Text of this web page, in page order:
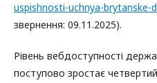
uspishnosti-uchnya-brytanske-
звернення: 09.11.2025).
Рівень вебдоступності
поступово зростає четвертий